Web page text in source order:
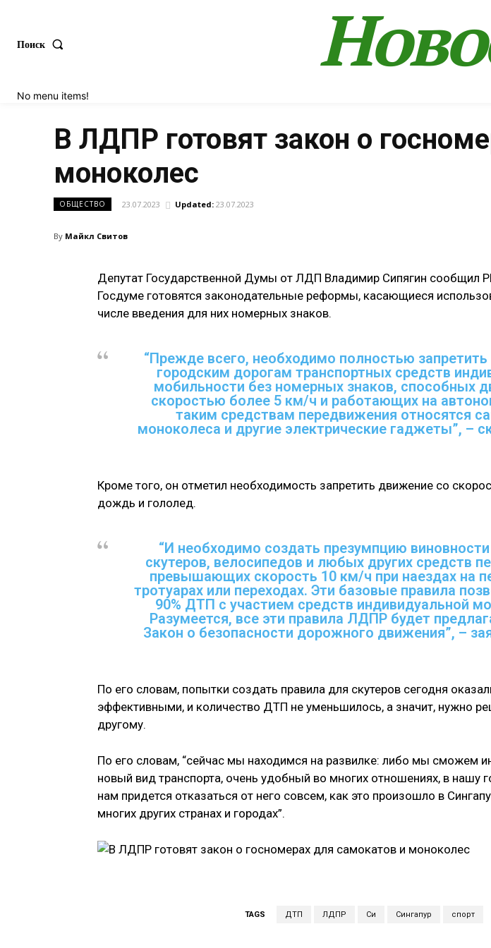
Поиск
No menu items!
В ЛДПР готовят закон о
моноколес
ОБЩЕСТВО 23.07.2023 Updated: 23.07.2023
By Майкл Свитов
Депутат Государственной Думы от ЛДП Владимир Сипягин сообщил
Госдуме готовятся законодательные реформы, касающиеся
числе введения для них номерных знаков.
“Прежде всего, необходимо полностью
городским дорогам транспортных средств
мобильности без номерных знаков, способных
скоростью более 5 км/ч и работающих на
таким средствам передвижения относятся
моноколеса и другие электрические гаджеты”, –
Кроме того, он отметил необходимость запретить движение со
дождь и гололед.
“И необходимо создать презумпцию
скутеров, велосипедов и любых других средств
превышающих скорость 10 км/ч при наездах на
тротуарах или переходах. Эти базовые правила
90% ДТП с участием средств индивидуальной
Разумеется, все эти правила ЛДПР будет
Закон о безопасности дорожного движения”, –
По его словам, попытки создать правила для скутеров сегодня
эффективными, и количество ДТП не уменьшилось, а значит, нужно
другому.
По его словам, “сейчас мы находимся на развилке: либо мы сможем
новый вид транспорта, очень удобный во многих отношениях, в нашу
нам придется отказаться от него совсем, как это произошло в
многих других странах и городах”.
TAGS ДТП ЛДПР Си Сингапур спорт